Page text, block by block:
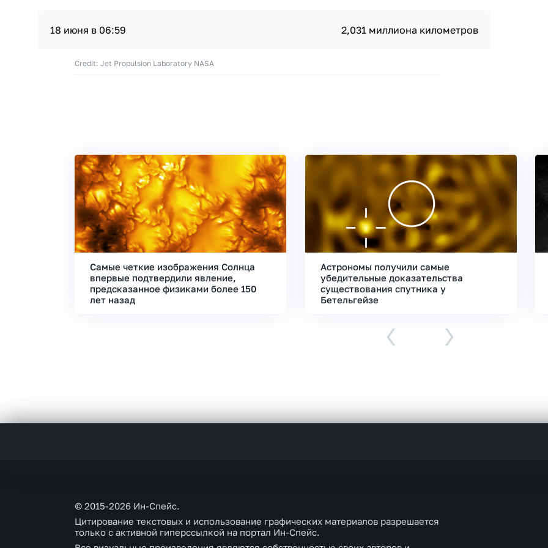
18 июня в 06:59 2,031 миллиона километров
Credit: Jet Propulsion Laboratory NASA
Самые четкие изображения Солнца
впервые подтвердили явление,
предсказанное физиками более 150
лет назад
Астрономы получили самые
убедительные доказательства
существования спутника у
Бетельгейзе
‹ ›
© 2015-2026 Ин-Спейс.
Цитирование текстовых и использование графических материалов разрешается
только с активной гиперссылкой на портал Ин-Спейс.